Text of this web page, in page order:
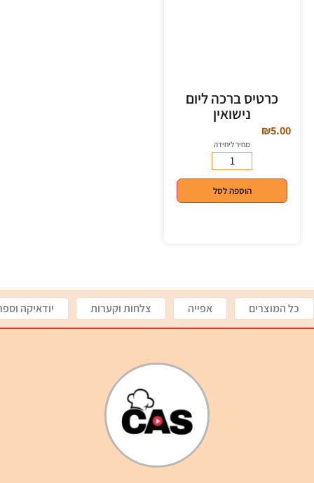
כרטיס ברכה ליום
נישואין
₪5.00
מחיר ליחידה
הוספה לסל
כל המוצרים אפייה צלחות וקערות יודאיקה